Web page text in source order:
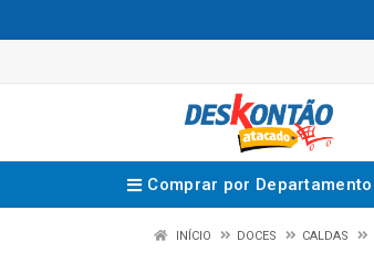
Comprar por Departamento
INÍCIO DOCES CALDAS